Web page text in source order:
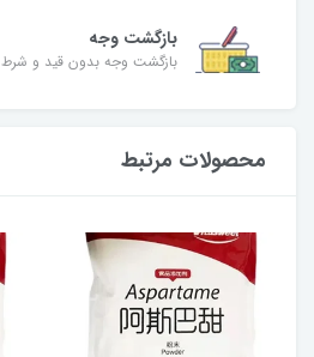
بازگشت وجه
بازگشت وجه بدون قید و شرط
محصولات مرتبط